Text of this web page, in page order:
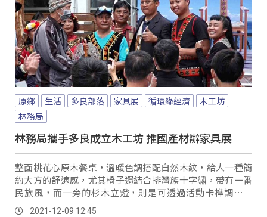
原鄉 生活 多良部落 家具展 循環綠經濟
木工坊
林務局
林務局攜手多良成立木工坊 推國產材辦家具展
整面桃花心原木餐桌，溫暖色調搭配自然木紋，給人一種簡
約大方的舒適感，尤其椅子還結合排灣族十字繡，帶有一番
民族風，而一旁的杉木立燈，則是可透過活動卡榫調整角
度，展場內一件件原木家具，個個別有巧思，且全都...。
2021-12-09 12:45